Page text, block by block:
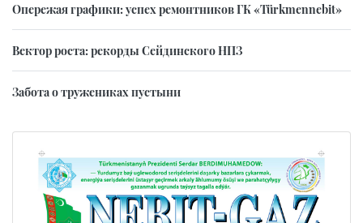
Опережая графики: успех ремонтников ГК «Türkmennebit»
Вектор роста: рекорды Сейдинского НПЗ
Забота о тружениках пустыни